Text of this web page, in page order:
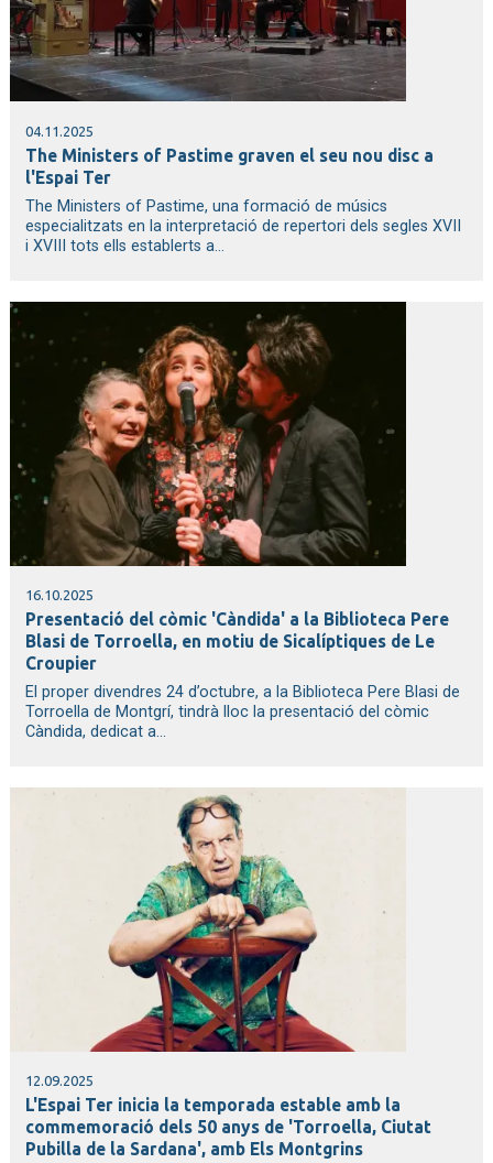
04.11.2025
The Ministers of Pastime graven el seu nou disc a
l'Espai Ter
The Ministers of Pastime, una formació de músics
especialitzats en la interpretació de repertori dels segles XVII
i XVIII tots ells establerts a...
16.10.2025
Presentació del còmic 'Càndida' a la Biblioteca Pere
Blasi de Torroella, en motiu de Sicalíptiques de Le
Croupier
El proper divendres 24 d’octubre, a la Biblioteca Pere Blasi de
Torroella de Montgrí, tindrà lloc la presentació del còmic
Càndida, dedicat a...
12.09.2025
L'Espai Ter inicia la temporada estable amb la
commemoració dels 50 anys de 'Torroella, Ciutat
Pubilla de la Sardana', amb Els Montgrins